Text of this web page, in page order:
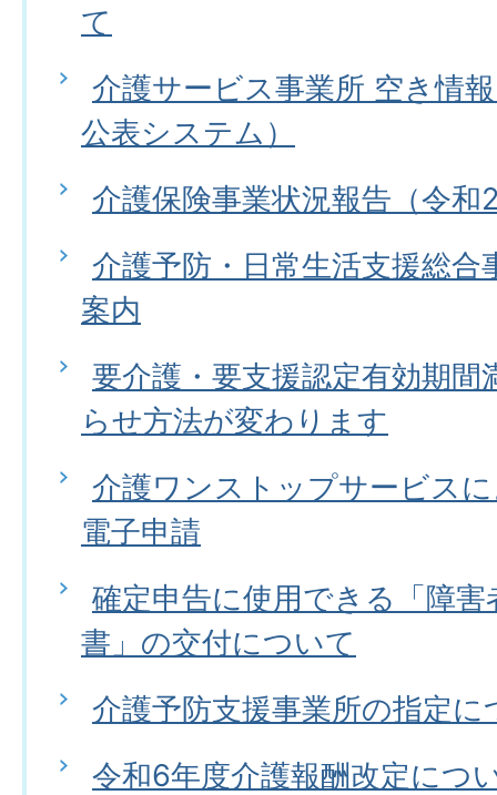
て
介護サービス事業所 空き情
公表システム）
介護保険事業状況報告（令和
介護予防・日常生活支援総
案内
要介護・要支援認定有効期間
らせ方法が変わります
介護ワンストップサービス
電子申請
確定申告に使用できる「障害
書」の交付について
介護予防支援事業所の指定に
令和6年度介護報酬改定につ